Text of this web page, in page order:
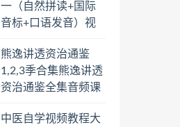
一（自然拼读+国际
音标+口语发音）视
载学习
熊逸讲透资治通鉴
1,2,3季合集熊逸讲透
资治通鉴全集音频课
一二三辑合集百度云
中医自学视频教程大